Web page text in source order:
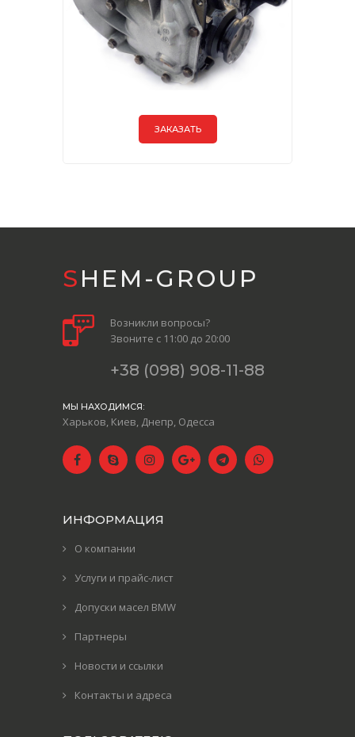
ЗАКАЗАТЬ
SHEM-GROUP
Возникли вопросы?
Звоните с 11:00 до 20:00
+38 (098) 908-11-88
МЫ НАХОДИМСЯ:
Харьков, Киев, Днепр, Одесса
ИНФОРМАЦИЯ
О компании
Услуги и прайс-лист
Допуски масел BMW
Партнеры
Новости и ссылки
Контакты и адреса